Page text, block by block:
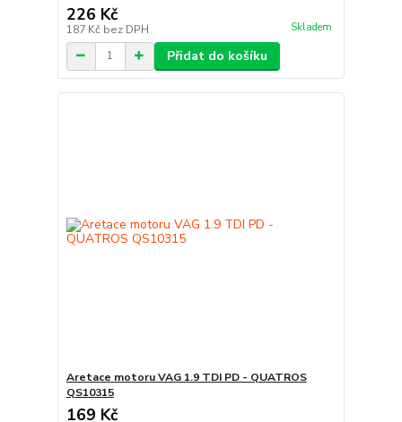
226 Kč
187 Kč bez DPH Skladem
Přidat do košíku
Aretace motoru VAG 1.9 TDI PD - QUATROS
QS10315
169 Kč